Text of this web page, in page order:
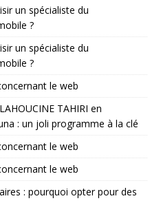
un spécialiste du
?
un spécialiste du
?
le web
TAHIRI en
: un joli programme à la clé
le web
le web
: pourquoi opter pour des